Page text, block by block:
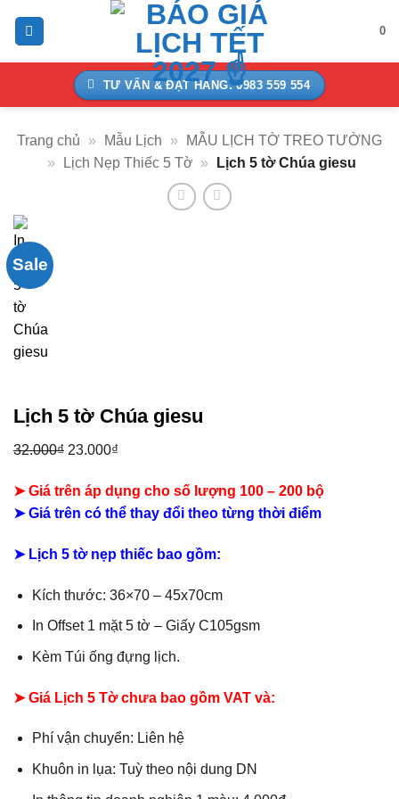
0
TƯ VẤN & ĐẶT HÀNG: 0983 559 554
Trang chủ » Mẫu Lịch »
MẪU LỊCH TỜ TREO TƯỜNG
»
Lịch Nẹp Thiếc 5 Tờ » Lịch 5 tờ Chúa giesu
Sale
Lịch 5 tờ Chúa giesu
32.000₫ Giá
là:
32.000₫.
23.000₫
tại
là:
➤ Giá trên áp dụng cho số lượng 100 – 200 bộ
➤ Giá trên có thể thay đổi theo từng thời điểm
➤ Lịch 5 tờ nẹp thiếc bao gồm:
Kích thước: 36×70 – 45x70cm
In Offset 1 mặt 5 tờ – Giấy C105gsm
Kèm Túi ống đựng lịch.
➤ Giá Lịch 5 Tờ chưa bao gồm VAT và:
Phí vận chuyển: Liên hệ
Khuôn in lụa: Tuỳ theo nội dung DN